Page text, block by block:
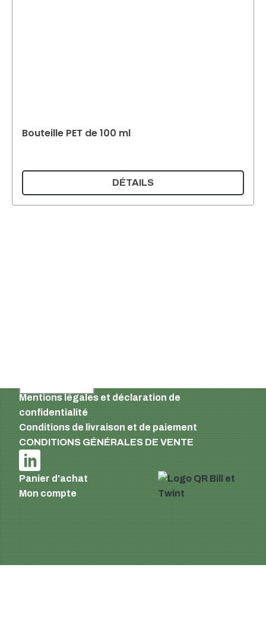
Bouteille PET de 100 ml
DÉTAILS
Mentions légales et déclaration de
confidentialité
Conditions de livraison et de paiement
CONDITIONS GÉNÉRALES DE VENTE
Panier d'achat
Mon compte